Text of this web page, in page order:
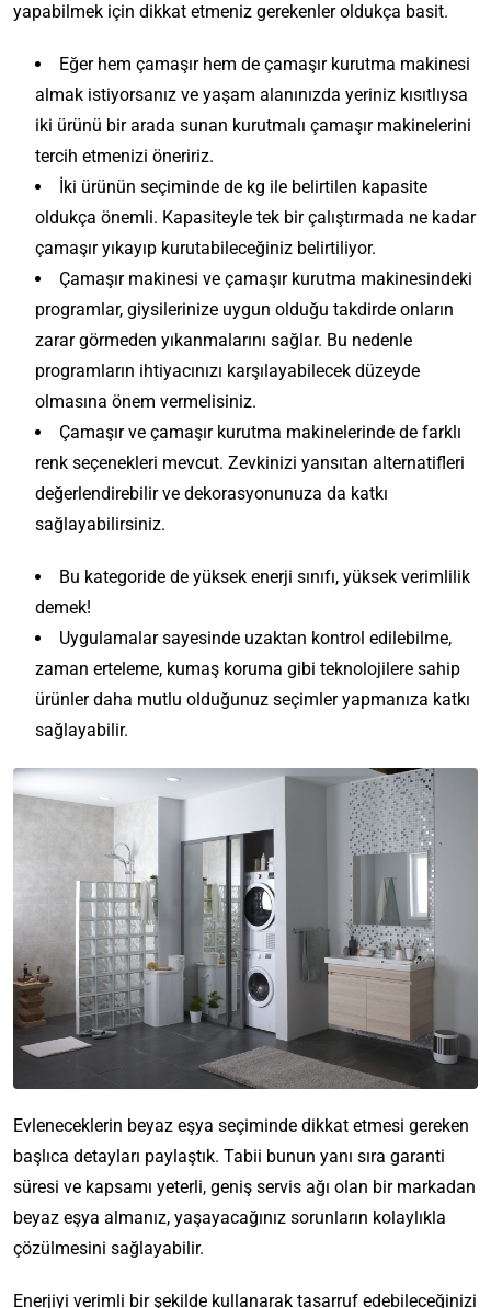
yapabilmek için dikkat etmeniz gerekenler oldukça basit.
Eğer hem çamaşır hem de çamaşır kurutma makinesi
almak istiyorsanız ve yaşam alanınızda yeriniz kısıtlıysa
iki ürünü bir arada sunan kurutmalı çamaşır makinelerini
tercih etmenizi öneririz.
İki ürünün seçiminde de kg ile belirtilen kapasite
oldukça önemli. Kapasiteyle tek bir çalıştırmada ne kadar
çamaşır yıkayıp kurutabileceğiniz belirtiliyor.
Çamaşır makinesi ve çamaşır kurutma makinesindeki
programlar, giysilerinize uygun olduğu takdirde onların
zarar görmeden yıkanmalarını sağlar. Bu nedenle
programların ihtiyacınızı karşılayabilecek düzeyde
olmasına önem vermelisiniz.
Çamaşır ve çamaşır kurutma makinelerinde de farklı
renk seçenekleri mevcut. Zevkinizi yansıtan alternatifleri
değerlendirebilir ve dekorasyonunuza da katkı
sağlayabilirsiniz.
Bu kategoride de yüksek enerji sınıfı, yüksek verimlilik
demek!
Uygulamalar sayesinde uzaktan kontrol edilebilme,
zaman erteleme, kumaş koruma gibi teknolojilere sahip
ürünler daha mutlu olduğunuz seçimler yapmanıza katkı
sağlayabilir.
Evleneceklerin beyaz eşya seçiminde dikkat etmesi gereken
başlıca detayları paylaştık. Tabii bunun yanı sıra garanti
süresi ve kapsamı yeterli, geniş servis ağı olan bir markadan
beyaz eşya almanız, yaşayacağınız sorunların kolaylıkla
çözülmesini sağlayabilir.
Enerjiyi verimli bir şekilde kullanarak tasarruf edebileceğinizi